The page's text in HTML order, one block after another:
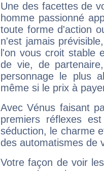
Une des facettes de
homme passionné
toute forme d'action
n'est jamais
l'on vous croit stable
de vie, de
personnage le plus
même si le prix à
Avec Vénus faisant
premiers réflexes
séduction, le charme
des automatismes de
Votre façon de voir